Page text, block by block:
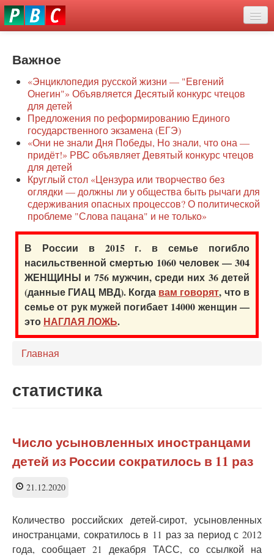
Перейти
к
О нас
Защита семей
Образование
Наше сопротивление
Регионы
Видео
Важное
«Энциклопедия русской жизни — "Евгений
Онегин"» Объявляется Десятый конкурс чтецов
для детей
Предложения по реформированию Единого
государственного экзамена (ЕГЭ)
«Они не знали Дня Победы, Но знали, что она —
придёт!» РВС объявляет Девятый конкурс чтецов
для детей
Круглый стол «Цензура или творчество без
оглядки — должны ли у общества быть рычаги для
сдерживания опасных процессов? О политической
проблеме "Слова пацана" и не только»
В России в 2015 г. в семье погибло
насильственной смертью 1060 человек — 304
ЖЕНЩИНЫ и 756 мужчин, среди них 36 детей
(данные ГИАЦ МВД). Когда вам говорят, что в
семье от рук мужей погибает 14000 женщин —
это НАГЛАЯ ЛОЖЬ.
Главная
статистика
Число усыновленных иностранцами
детей из России сократилось в 11 раз
21.12.2020
Количество российских детей-сирот, усыновленных
иностранцами, сократилось в 11 раз за период с 2012
года, сообщает 21 декабря ТАСС, со ссылкой на